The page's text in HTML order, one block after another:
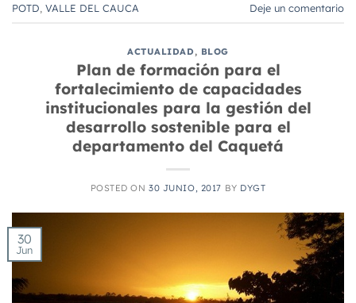
POTD VALLE DEL CAUCA Deje un comentario
ACTUALIDAD, BLOG
Plan de formación para el
fortalecimiento de capacidades
institucionales para la gestión del
desarrollo sostenible para el
departamento del Caquetá
POSTED ON30 JUNIO, 2017 BY DYGT
30
Jun